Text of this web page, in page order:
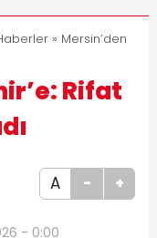
Rehberi Hizmete Girdi
» Mersin’den
Rifat
A - +
- 0:00